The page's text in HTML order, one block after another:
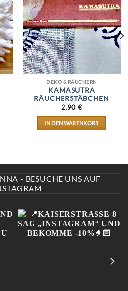
DEKO & RÄUCHERN
KAMASUTRA
RÄUCHERSTÄBCHEN
2,90€
IN DEN WARENKORB
- BESUCHE UNS AUF